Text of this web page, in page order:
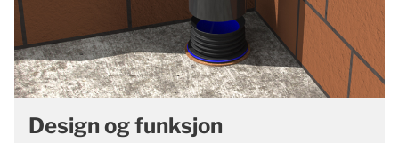
Design og funksjon